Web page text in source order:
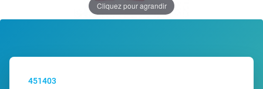
Cliquez pour agrandir
451403